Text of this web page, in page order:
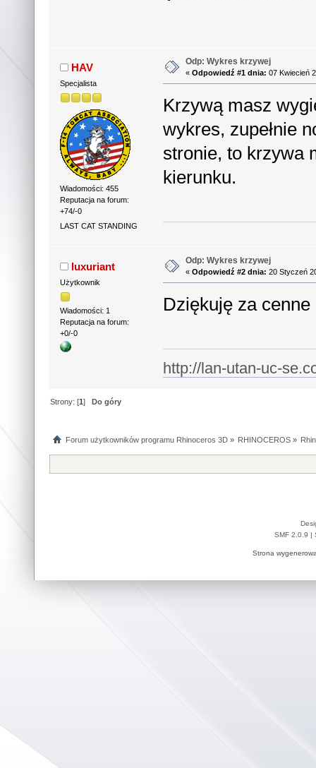
HAV
Specjalista
Wiadomości: 455
Reputacja na forum:
+74/-0
LAST CAT STANDING
Odp: Wykres krzywej
«Odpowiedź #1 dnia: 07 Kwiecień
Krzywą masz
wykres, zupełnie
stronie, to krzywa
kierunku.
luxuriant
Użytkownik
Wiadomości: 1
Reputacja na forum:
+0/-0
Odp: Wykres krzywej
«Odpowiedź #2 dnia: 20 Styczeń
Dziękuję za
http://lan-utan-uc-
Strony: [1]Do góry
Forum użytkowników programu Rhinoceros 3D» RHINOCEROS»
SMF 2.0.9 |
Strona